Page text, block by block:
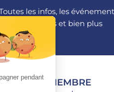
les infos, les
les conférences et bien plus
ESPACE MEMBRE